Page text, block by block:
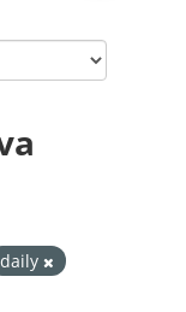
daily